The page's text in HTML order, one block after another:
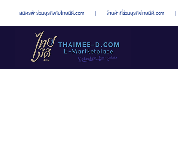
สมัครเข้าร่วมธุรกิจกับไทยมีดี.com | ร้านค้าที่ร่วมธุรกิจไทยมีดี.com |